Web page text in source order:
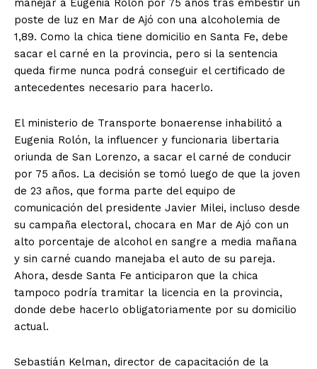
manejar a Eugenia Rolón por 75 años tras embestir un
poste de luz en Mar de Ajó con una alcoholemia de
1,89. Como la chica tiene domicilio en Santa Fe, debe
sacar el carné en la provincia, pero si la sentencia
queda firme nunca podrá conseguir el certificado de
antecedentes necesario para hacerlo.
El ministerio de Transporte bonaerense inhabilitó a
Eugenia Rolón, la influencer y funcionaria libertaria
oriunda de San Lorenzo, a sacar el carné de conducir
por 75 años. La decisión se tomó luego de que la joven
de 23 años, que forma parte del equipo de
comunicación del presidente Javier Milei, incluso desde
su campaña electoral, chocara en Mar de Ajó con un
alto porcentaje de alcohol en sangre a media mañana
y sin carné cuando manejaba el auto de su pareja.
Ahora, desde Santa Fe anticiparon que la chica
tampoco podría tramitar la licencia en la provincia,
donde debe hacerlo obligatoriamente por su domicilio
actual.
Sebastián Kelman, director de capacitación de la